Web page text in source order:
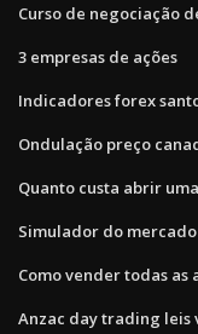
Curso de negociação
3 empresas de ações
Indicadores forex
Ondulação preço
Quanto custa abrir
Simulador do
Como vender todas as
Anzac day trading leis